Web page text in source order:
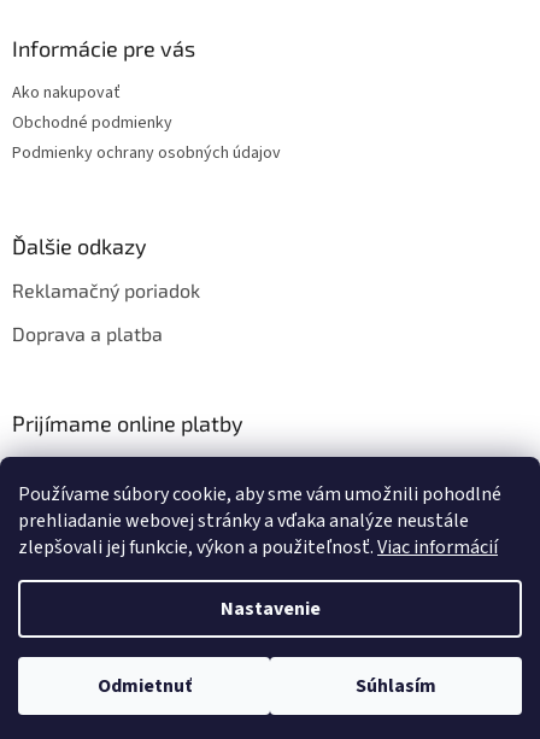
Používame súbory cookie, aby sme vám umožnili pohodlné
prehliadanie webovej stránky a vďaka analýze neustále
zlepšovali jej funkcie, výkon a použiteľnosť.Viac informácií
Nastavenie
Odmietnuť Súhlasím
Informácie pre vás
Ako nakupovať
Obchodné podmienky
Podmienky ochrany osobných údajov
Ďalšie odkazy
Reklamačný poriadok
Doprava a platba
Prijímame online platby
Copyright 2026HIFIZA. Všetky práva vyhradené.Upraviť nastavenie